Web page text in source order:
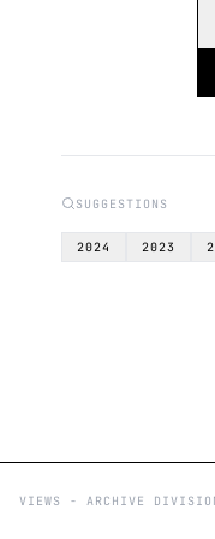
SUGGESTIONS
2024 2023
VIEWS - ARCHIVE